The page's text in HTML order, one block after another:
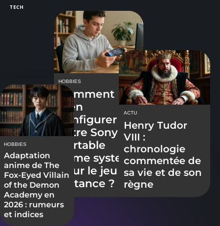
TECH
HOBBIES
Comment
bien
configurer
votre Sony
Portable
game system
pour le jeu à
distance ?
ACTU
Henry Tudor
VIII :
chronologie
commentée de
sa vie et de son
règne
HOBBIES
Adaptation
anime de The
Fox-Eyed Villain
of the Demon
Academy en
2026 : rumeurs
et indices